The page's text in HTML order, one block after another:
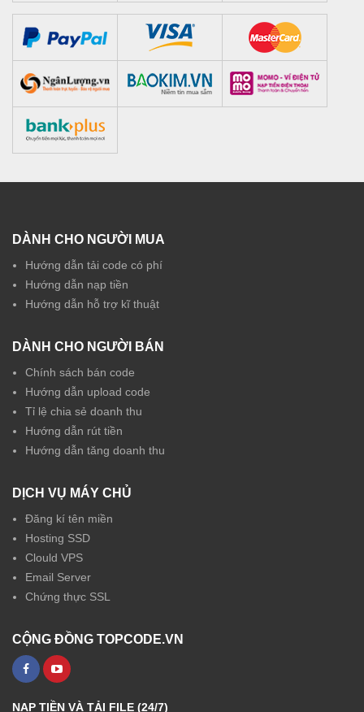
DÀNH CHO NGƯỜI MUA
Hướng dẫn tải code có phí
Hướng dẫn nạp tiền
Hướng dẫn hỗ trợ kĩ thuật
DÀNH CHO NGƯỜI BÁN
Chính sách bán code
Hướng dẫn upload code
Tỉ lệ chia sẻ doanh thu
Hướng dẫn rút tiền
Hướng dẫn tăng doanh thu
DỊCH VỤ MÁY CHỦ
Đăng kí tên miền
Hosting SSD
Clould VPS
Email Server
Chứng thực SSL
CỘNG ĐỒNG TOPCODE.VN
NẠP TIỀN VÀ TẢI FILE (24/7)